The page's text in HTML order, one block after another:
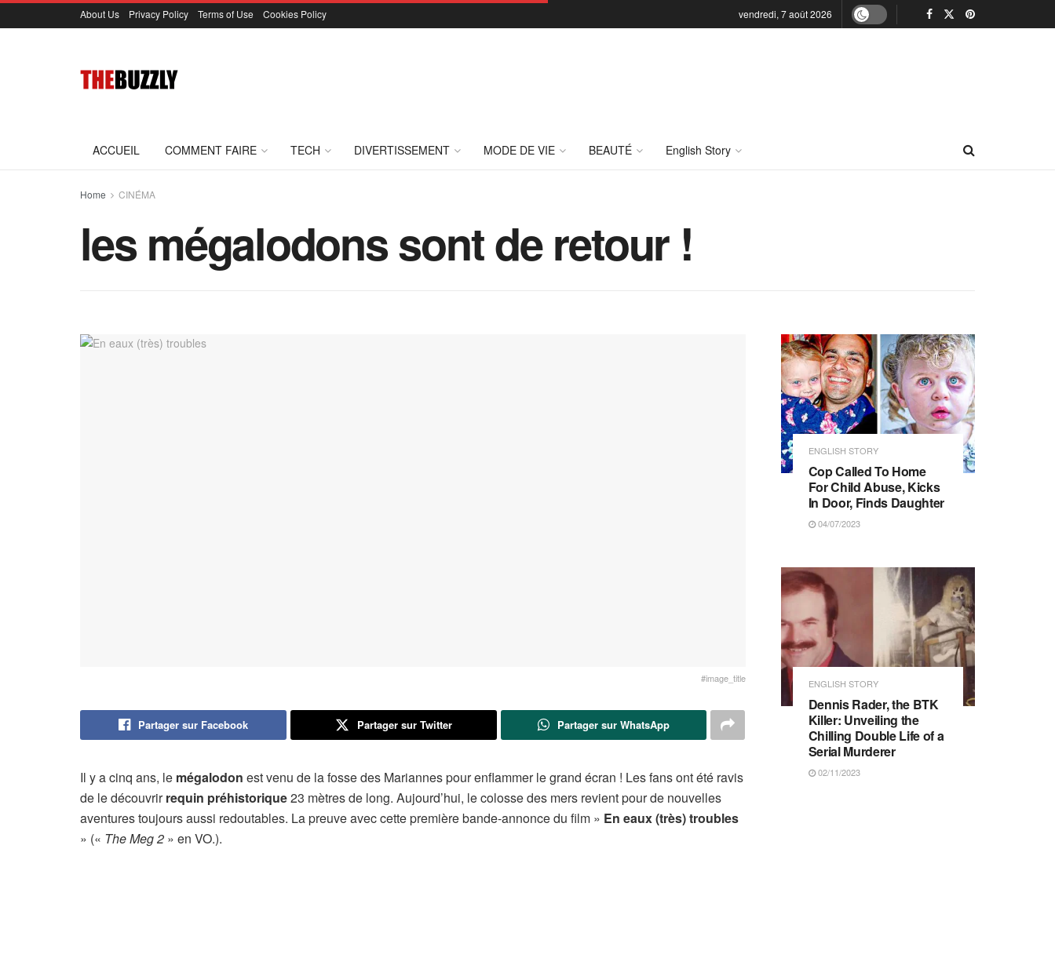
About Us Privacy Policy Terms of Use Cookies Policy vendredi, 7 août 2026
ACCUEIL COMMENT FAIRE TECH DIVERTISSEMENT MODE DE VIE BEAUTÉ English Story
Home CINÉMA
les mégalodons sont de retour !
#image_title
Partager sur Facebook Partager sur Twitter Partager sur WhatsApp
Il y a cinq ans, le mégalodon est venu de la fosse des Mariannes pour enflammer le grand écran ! Les fans ont été ravis
de le découvrirrequin préhistorique23 mètres de long. Aujourd’hui, le colosse des mers revient pour de nouvelles
aventures toujours aussi redoutables. La preuve avec cette première bande-annonce du film » En eaux (très) troubles
» (« The Meg 2 » en VO.).
ENGLISH STORY
Cop Called To Home
For Child Abuse, Kicks
In Door, Finds Daughter
04/07/2023
ENGLISH STORY
Dennis Rader, the BTK
Killer: Unveiling the
Chilling Double Life of a
Serial Murderer
02/11/2023